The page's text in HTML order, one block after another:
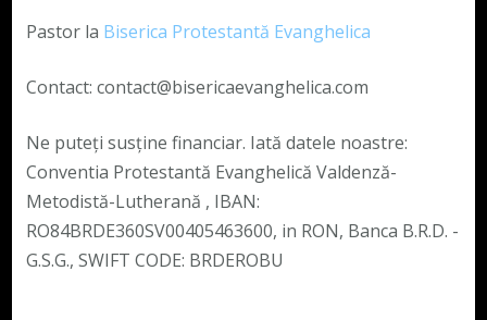
Pastor la Biserica Protestantă Evanghelica
Contact: contact@bisericaevanghelica.com
Ne puteți susține financiar. Iată datele noastre:
Conventia Protestantă Evanghelică Valdenză-
Metodistă-Lutherană , IBAN:
RO84BRDE360SV00405463600, in RON, Banca B.R.D. -
G.S.G., SWIFT CODE: BRDEROBU